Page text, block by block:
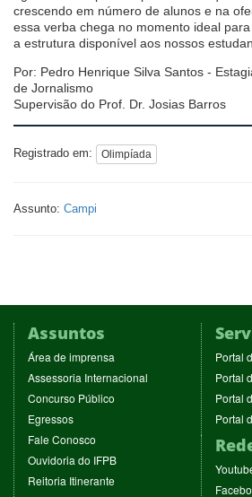
crescendo em número de alunos e na
essa verba chega no momento ideal
a estrutura disponível aos nossos
Por: Pedro Henrique Silva Santos -
de Jornalismo
Supervisão do Prof. Dr. Josias Barros
Registrado em: Olimpíada
Assunto: Campi
Assuntos
Área de imprensa
em
nova
Assessoria Internacional
Concurso Público
Egressos(abre
nova
janela)
Fale Conosco
em
nova
janela)
Ouvidoria do IFPB(abre
Reitoria Itinerante(abre
Portal
Portal
Portal
Portal